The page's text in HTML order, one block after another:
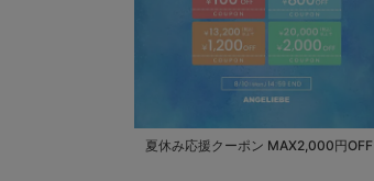
夏休み応援クーポン MAX2,000円OFF